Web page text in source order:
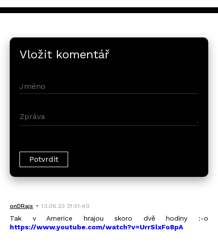
Vložit komentář
onDRajs - 13.06.23 21:51:40
Tak v Americe hrajou skoro dvě hodiny :-o
https://www.youtube.com/watch?v=UrrSlxFo8pA